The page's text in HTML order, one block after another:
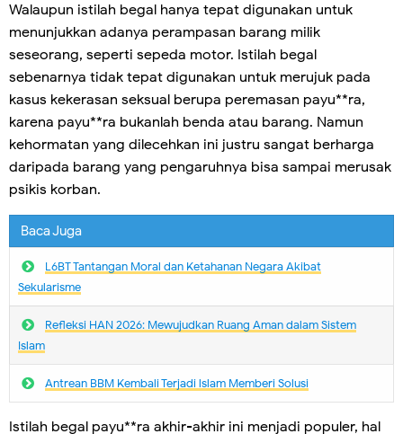
Walaupun istilah begal hanya tepat digunakan untuk
menunjukkan adanya perampasan barang milik
seseorang, seperti sepeda motor. Istilah begal
sebenarnya tidak tepat digunakan untuk merujuk pada
kasus kekerasan seksual berupa peremasan payu**ra,
karena payu**ra bukanlah benda atau barang. Namun
kehormatan yang dilecehkan ini justru sangat berharga
daripada barang yang pengaruhnya bisa sampai merusak
psikis korban.
Baca Juga
L6BT Tantangan Moral dan Ketahanan Negara Akibat
Sekularisme
Refleksi HAN 2026: Mewujudkan Ruang Aman dalam Sistem
Islam
Antrean BBM Kembali Terjadi lslam Memberi Solusi
Istilah begal payu**ra akhir-akhir ini menjadi populer, hal